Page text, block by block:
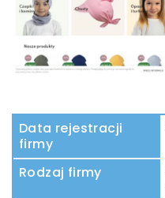
Data rejestracji
firmy
Rodzaj firmy